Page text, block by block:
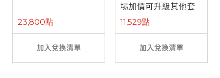
23,800點
加入兌換清單
場加價可升級其他套
餐)
11,529點
加入兌換清單